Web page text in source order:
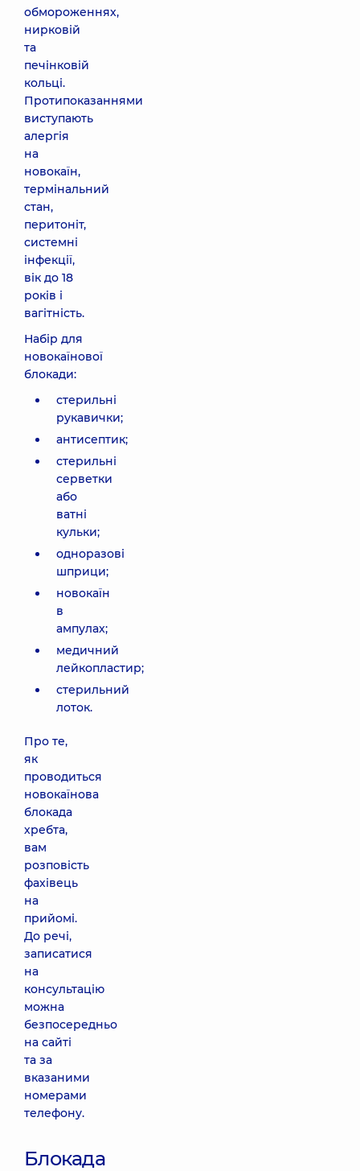
обмороженнях,
нирковій
та
печінковій
кольці.
Протипоказаннями
виступають
алергія
на
новокаїн,
термінальний
стан,
перитоніт,
системні
інфекції,
вік до 18
років і
вагітність.
Набір для
новокаїнової
блокади:
стерильні
рукавички;
антисептик;
стерильні
серветки
або
ватні
кульки;
одноразові
шприци;
новокаїн
в
ампулах;
медичний
лейкопластир;
стерильний
лоток.
Про те,
як
проводиться
новокаїнова
блокада
хребта,
вам
розповість
фахівець
на
прийомі.
До речі,
записатися
на
консультацію
можна
безпосередньо
на сайті
та за
вказаними
номерами
телефону.
Блокада